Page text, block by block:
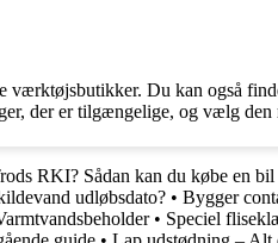
Du kan også
der er tilgængelige, og vælg
RKI? Sådan kan du købe en
udløbsdato? • Bygger
• Speciel